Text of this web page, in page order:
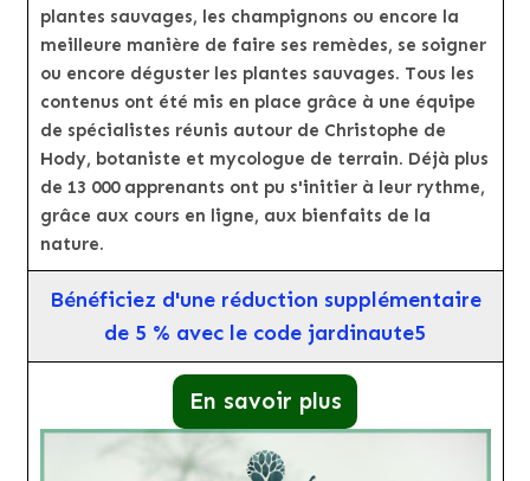
plantes sauvages, les champignons ou encore la
meilleure manière de faire ses remèdes, se soigner
ou encore déguster les plantes sauvages. Tous les
contenus ont été mis en place grâce à une équipe
de spécialistes réunis autour de Christophe de
Hody, botaniste et mycologue de terrain. Déjà plus
de 13 000 apprenants ont pu s'initier à leur rythme,
grâce aux cours en ligne, aux bienfaits de la
nature.
Bénéficiez d'une réduction supplémentaire
de 5 % avec le code jardinaute5
En savoir plus